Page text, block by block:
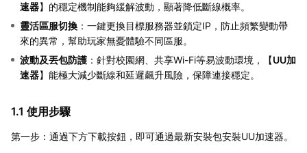
速器】的穩定機制能夠緩解波動，顯著降低斷線概率。
靈活區服切換 ：一鍵更換目標服務器並鎖定IP，防止頻繁變動帶
來的異常，幫助玩家無憂體驗不同區服。
波動及丟包防護 ：針對校園網、共享Wi-Fi等易波動環境，【UU加
速器】能極大減少斷線和延遲飆升風險，保障連接穩定。
1.1 使用步驟
第一步：通過下方下載按鈕，即可通過最新安裝包安裝UU加速器。